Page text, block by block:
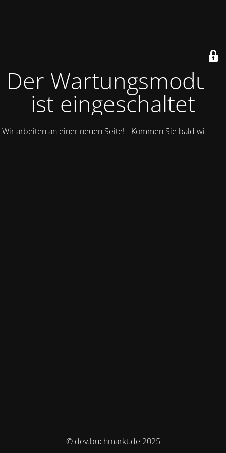
Der Wartungsmodus
ist eingeschaltet
Wir arbeiten an einer neuen Seite! - Kommen Sie bald wieder.
© dev.buchmarkt.de 2025